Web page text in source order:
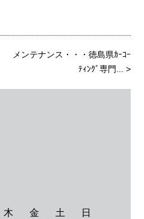
メンテナンス・・・徳島県ｶｰｺｰ
ﾃｨﾝｸﾞ専門...
>
木 金 土
日